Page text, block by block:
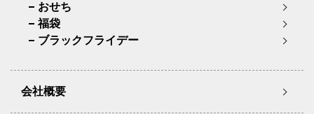
おせち
福袋
ブラックフライデー
会社概要